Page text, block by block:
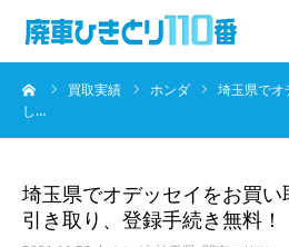
買取実績 ホンダ
埼玉県でオ
し…
埼玉県でオデッセイをお買い
引き取り、登録手続き無料！
廃車･事故車の買取
無料査定